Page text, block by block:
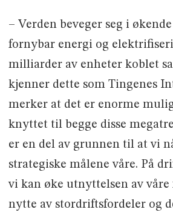
– Verden beveger seg i
fornybar energi og
milliarder av enheter koblet
kjenner dette som Tingenes
merker at det er enorme
knyttet til begge disse
er en del av grunnen til at vi
strategiske målene våre. På
vi kan øke utnyttelsen av
nytte av stordriftsfordeler og